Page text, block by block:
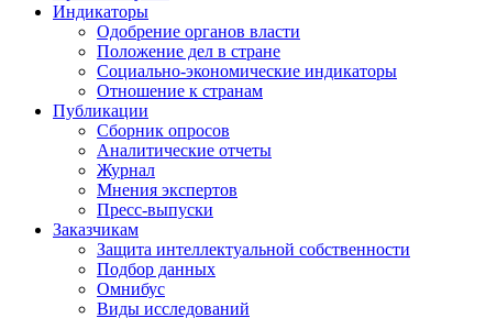
Индикаторы
Одобрение органов власти
Положение дел в стране
Социально-экономические индикаторы
Отношение к странам
Публикации
Сборник опросов
Аналитические отчеты
Журнал
Мнения экспертов
Пресс-выпуски
Заказчикам
Защита интеллектуальной собственности
Подбор данных
Омнибус
Виды исследований